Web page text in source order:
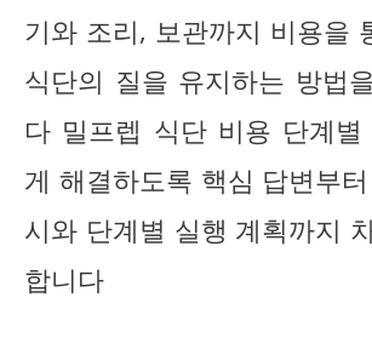
기와 조리, 보관까지 비용을
식단의 질을 유지하는 방법
다 밀프렙 식단 비용 단계
게 해결하도록 핵심 답변부
시와 단계별 실행 계획까지
합니다